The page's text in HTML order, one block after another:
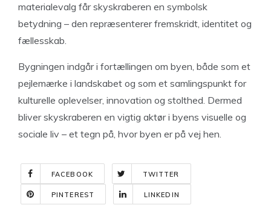
materialevalg får skyskraberen en symbolsk
betydning – den repræsenterer fremskridt, identitet og
fællesskab.
Bygningen indgår i fortællingen om byen, både som et
pejlemærke i landskabet og som et samlingspunkt for
kulturelle oplevelser, innovation og stolthed. Dermed
bliver skyskraberen en vigtig aktør i byens visuelle og
sociale liv – et tegn på, hvor byen er på vej hen.
FACEBOOK TWITTER
PINTEREST LINKEDIN